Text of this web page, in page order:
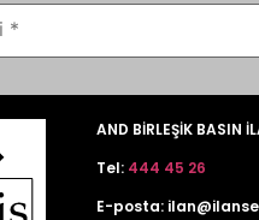
AND BİRLEŞİK BASIN
Tel: 444 45 26
E-posta: